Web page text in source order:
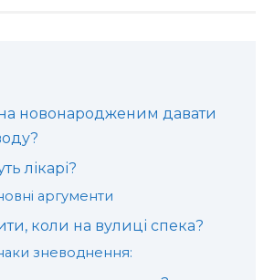
новонародженим давати
лікарі?
аргументи
коли на вулиці спека?
зневоднення: